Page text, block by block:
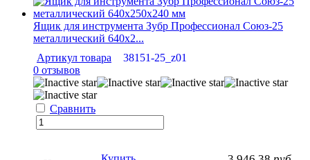
Ящик для инструмента Зубр Профессионал Союз-25
металлический 640х2...
Артикул товара
38151-25_z01
0 отзывов
Сравнить